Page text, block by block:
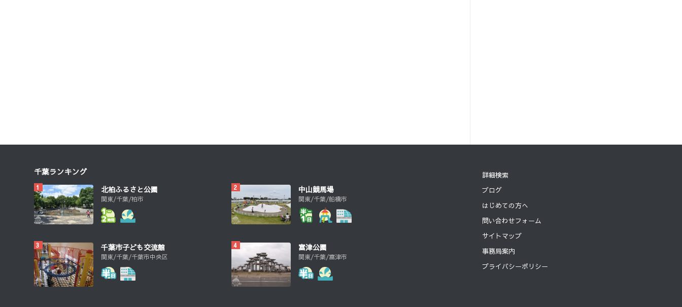
千葉ランキング
北柏ふるさと公園
関東/千葉/柏市
中山競馬場
関東/千葉/船橋市
千葉市子ども交流館
関東/千葉/千葉市中央区
富津公園
関東/千葉/富津市
詳細検索
ブログ
はじめての方へ
問い合わせフォーム
サイトマップ
事務局案内
プライバシーポリシー